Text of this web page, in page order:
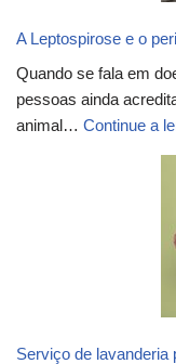
A Leptospirose e o
Quando se fala em
pessoas ainda
animal… Continue a
Serviço de lavanderia